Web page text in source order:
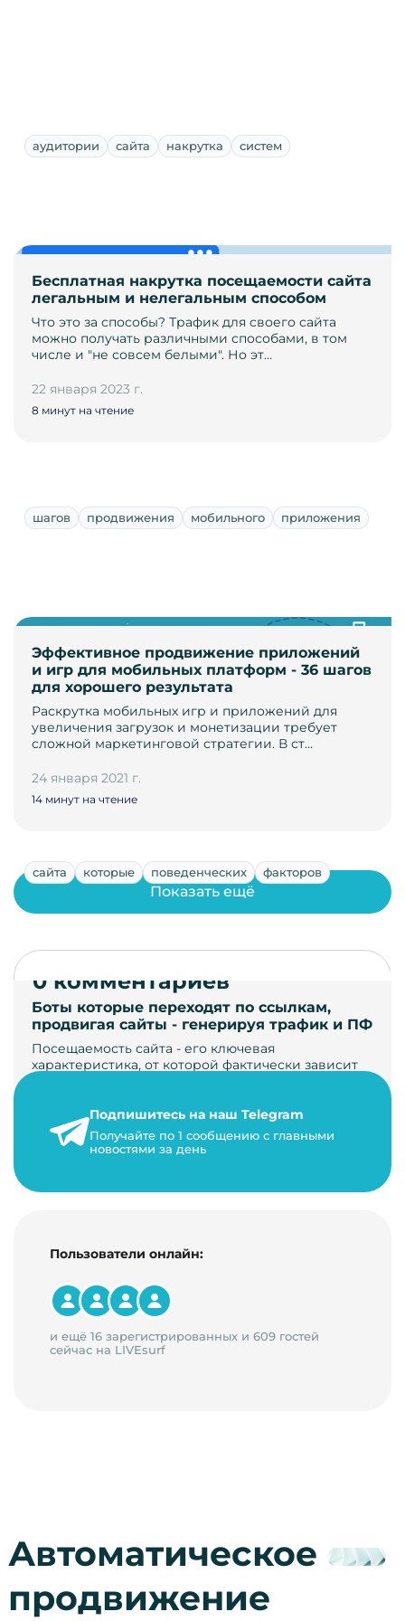
аудитории сайта накрутка систем
Бесплатная накрутка посещаемости сайта
легальным и нелегальным способом
Что это за способы? Трафик для своего сайта
можно получать различными способами, в том
числе и "не совсем белыми". Но эт…
22 января 2023 г.
8 минут на чтение
шагов продвижения мобильного приложения
Эффективное продвижение приложений
и игр для мобильных платформ - 36 шагов
для хорошего результата
Раскрутка мобильных игр и приложений для
увеличения загрузок и монетизации требует
сложной маркетинговой стратегии. В ст…
24 января 2021 г.
14 минут на чтение
сайта которые поведенческих факторов
Боты которые переходят по ссылкам,
продвигая сайты - генерируя трафик и ПФ
Посещаемость сайта - его ключевая
характеристика, от которой фактически зависит
22 мая 2024 г.
9 минут на чтение
Показать ещё
0 комментариев
Подпишитесь на наш Telegram
Получайте по 1 сообщению с главными
новостями за день
Пользователи онлайн:
и ещё 16 зарегистрированных и 609 гостей
сейчас на LIVEsurf
Автоматическое
продвижение